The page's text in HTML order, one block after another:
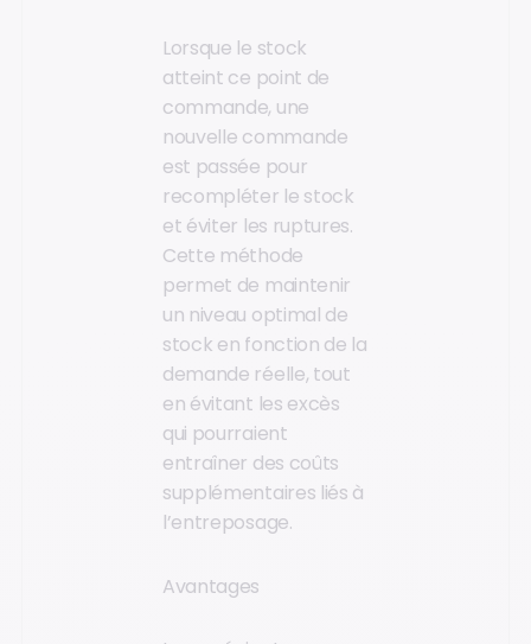
Lorsque le stock
atteint ce point de
commande, une
nouvelle commande
est passée pour
recompléter le stock
et éviter les ruptures.
Cette méthode
permet de maintenir
un niveau optimal de
stock en fonction de la
demande réelle, tout
en évitant les excès
qui pourraient
entraîner des coûts
supplémentaires liés à
l’entreposage.
Avantages